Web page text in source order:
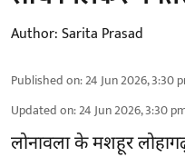
Author:Sarita Prasad
Published on:24 Jun 2026, 3:30
Updated on:24 Jun 2026, 3:30
लोनावला के मशहूर